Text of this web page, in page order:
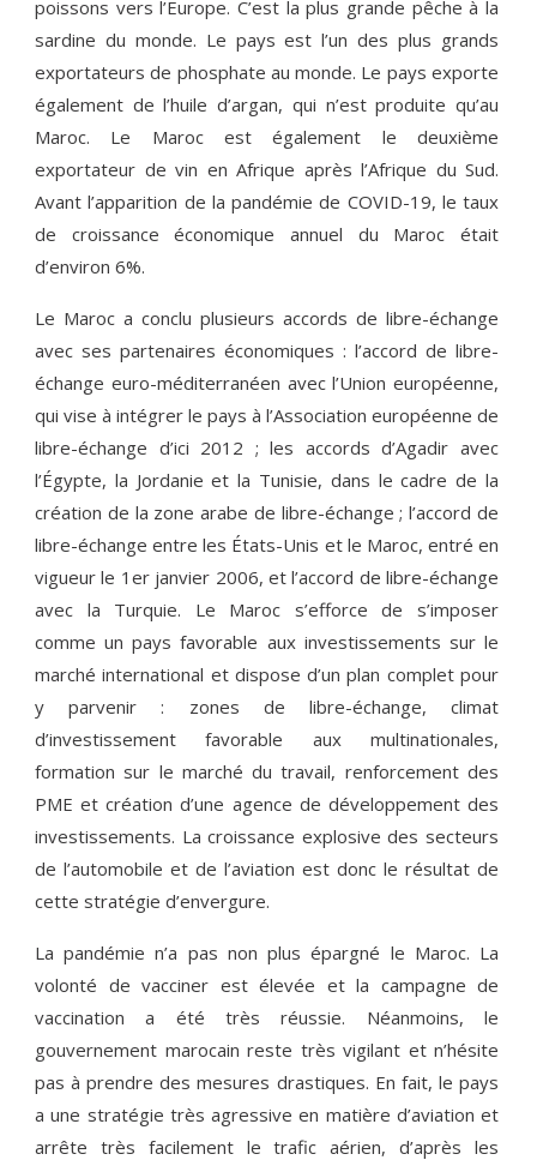
poissons vers l’Europe. C’est la plus grande pêche à la
sardine du monde. Le pays est l’un des plus grands
exportateurs de phosphate au monde. Le pays exporte
également de l’huile d’argan, qui n’est produite qu’au
Maroc. Le Maroc est également le deuxième
exportateur de vin en Afrique après l’Afrique du Sud.
Avant l’apparition de la pandémie de COVID-19, le taux
de croissance économique annuel du Maroc était
d’environ 6%.
Le Maroc a conclu plusieurs accords de libre-échange
avec ses partenaires économiques : l’accord de libre-
échange euro-méditerranéen avec l’Union européenne,
qui vise à intégrer le pays à l’Association européenne de
libre-échange d’ici 2012 ; les accords d’Agadir avec
l’Égypte, la Jordanie et la Tunisie, dans le cadre de la
création de la zone arabe de libre-échange ; l’accord de
libre-échange entre les États-Unis et le Maroc, entré en
vigueur le 1er janvier 2006, et l’accord de libre-échange
avec la Turquie. Le Maroc s’efforce de s’imposer
comme un pays favorable aux investissements sur le
marché international et dispose d’un plan complet pour
y parvenir : zones de libre-échange, climat
d’investissement favorable aux multinationales,
formation sur le marché du travail, renforcement des
PME et création d’une agence de développement des
investissements. La croissance explosive des secteurs
de l’automobile et de l’aviation est donc le résultat de
cette stratégie d’envergure.
La pandémie n’a pas non plus épargné le Maroc. La
volonté de vacciner est élevée et la campagne de
vaccination a été très réussie. Néanmoins, le
gouvernement marocain reste très vigilant et n’hésite
pas à prendre des mesures drastiques. En fait, le pays
a une stratégie très agressive en matière d’aviation et
arrête très facilement le trafic aérien, d’après les